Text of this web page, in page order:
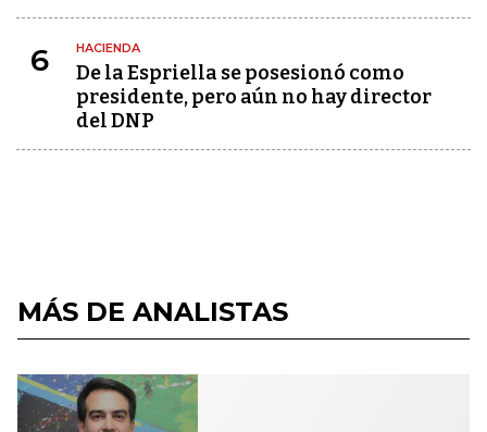
6 HACIENDA
De la Espriella se posesionó como
presidente, pero aún no hay director
del DNP
MÁS DE ANALISTAS